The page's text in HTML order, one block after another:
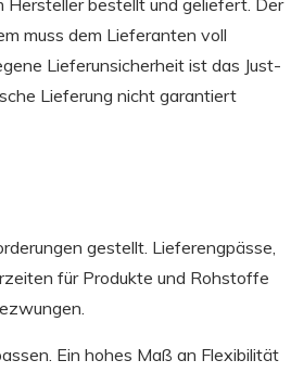
Hersteller bestellt und geliefert. Der
muss dem Lieferanten voll
Lieferunsicherheit ist das Just-
Lieferung nicht garantiert
gestellt. Lieferengpässe,
für Produkte und Rohstoffe
Ein hohes Maß an Flexibilität